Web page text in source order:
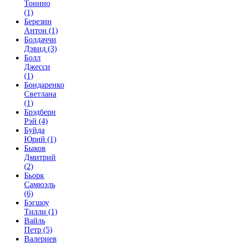
Тонино
(1)
Березин
Антон (1)
Болдаччи
Дэвид (3)
Болл
Джесси
(1)
Бондаренко
Светлана
(1)
Брэдбери
Рэй (4)
Буйда
Юрий (1)
Быков
Дмитрий
(2)
Бьорк
Самюэль
(6)
Бэгшоу
Тилли (1)
Вайль
Петр (5)
Валериев